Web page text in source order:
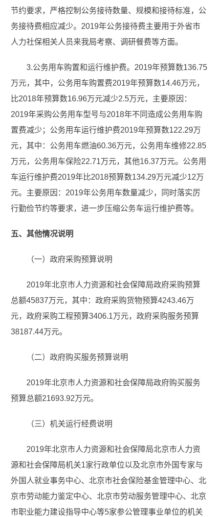
节约要求，严格控制公务接待数量、规模和接待标准，公
务接待费相应减少。2019年公务接待费主要用于外省市
人力社保相关人员来我局考察、调研餐费等方面。
3.公务用车购置和运行维护费。2019年预算数136.75
万元，其中，公务用车购置费2019年预算数14.46万元，
比2018年预算数16.96万元减少2.5万元，主要原因：
2019年采购公务用车型号与2018年不同造成公务用车购
置费减少；公务用车运行维护费2019年预算数122.29万
元，其中：公务用车燃油60.36万元，公务用车维修22.85
万元，公务用车保险22.71万元，其他16.37万元。公务用
车运行维护费2019年比2018预算数134.29万元减少12万
元。主要原因：2019年公务用车数量减少，同时落实厉
行勤俭节约等要求，进一步压缩公务车运行维护费等。
五、其他情况说明
（一）政府采购预算说明
2019年北京市人力资源和社会保障局政府采购预算
总额45837万元，其中：政府采购货物预算4243.46万
元，政府采购工程预算3406.1万元，政府采购服务预算
38187.44万元。
（二）政府购买服务预算说明
2019年北京市人力资源和社会保障局政府购买服务
预算总额21693.92万元。
（三）机关运行经费说明
2019年北京市人力资源和社会保障局北京市人力资
源和社会保障局机关1家行政单位以及北京市外国专家与
外国人就业事务中心、北京市社会保险基金管理中心、北
京市劳动能力鉴定中心、北京市劳动服务管理中心、北京
市职业能力建设指导中心等5家参公管理事业单位的机关